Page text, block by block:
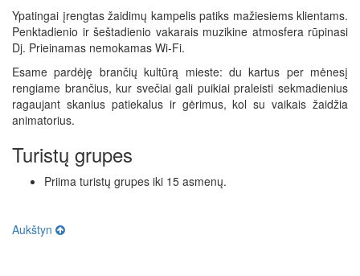
Ypatingai įrengtas žaidimų kampelis patiks mažiesiems klientams.
Penktadienio ir šeštadienio vakarais muzikine atmosfera rūpinasi
Dj. Prieinamas nemokamas Wi-Fi.
Esame pardėję brančių kultūrą mieste: du kartus per mėnesį
rengiame brančius, kur svečiai gali puikiai praleisti sekmadienius
ragaujant skanius patiekalus ir gėrimus, kol su vaikais žaidžia
animatorius.
Turistų grupes
Priima turistų grupes iki 15 asmenų.
Aukštyn